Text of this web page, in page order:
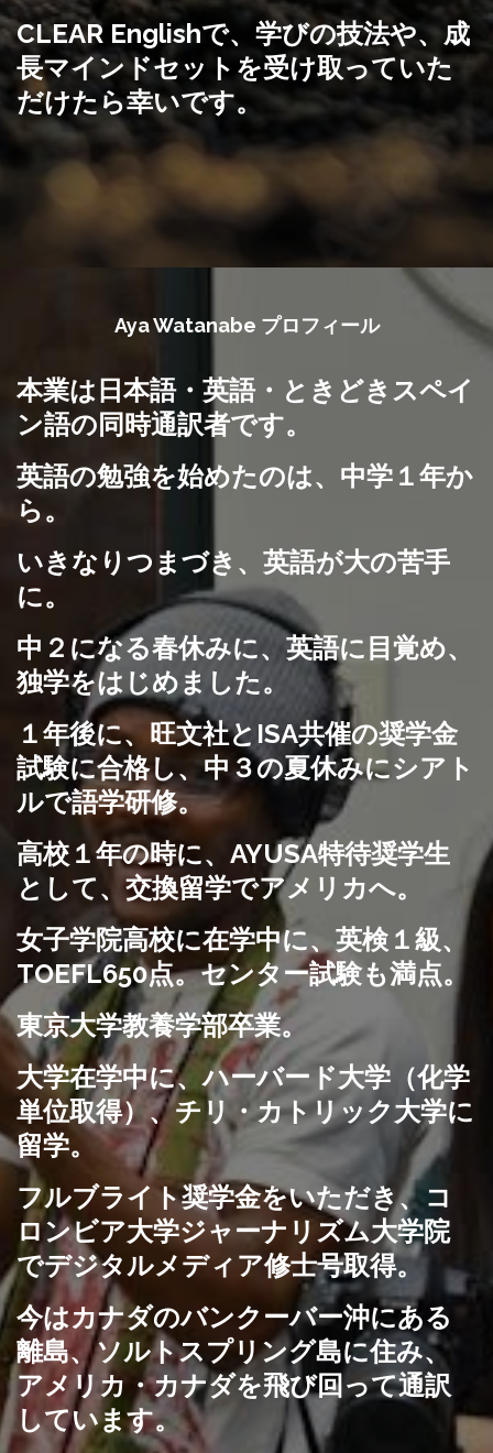
CLEAR Englishで、学びの技法や、成
長マインドセットを受け取っていた
だけたら幸いです。
Aya Watanabe プロフィール
本業は日本語・英語・ときどきスペイ
ン語の同時通訳者です。
英語の勉強を始めたのは、中学１年か
ら。
いきなりつまづき、英語が大の苦手
に。
中２になる春休みに、英語に目覚め、
独学をはじめました。
１年後に、旺文社とISA共催の奨学金
試験に合格し、中３の夏休みにシアト
ルで語学研修。
高校１年の時に、AYUSA特待奨学生
として、交換留学でアメリカへ。
女子学院高校に在学中に、英検１級、
TOEFL650点。センター試験も満点。
東京大学教養学部卒業。
大学在学中に、ハーバード大学（化学
単位取得）、チリ・カトリック大学に
留学。
フルブライト奨学金をいただき、コ
ロンビア大学ジャーナリズム大学院
でデジタルメディア修士号取得。
今はカナダのバンクーバー沖にある
離島、ソルトスプリング島に住み、
アメリカ・カナダを飛び回って通訳
しています。